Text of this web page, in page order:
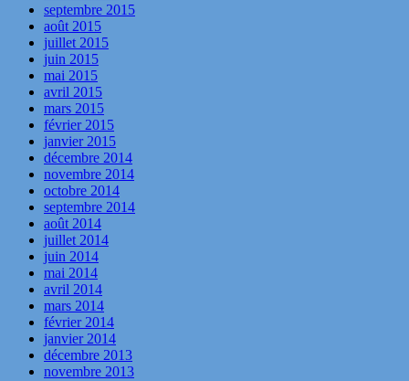
septembre 2015
août 2015
juillet 2015
juin 2015
mai 2015
avril 2015
mars 2015
février 2015
janvier 2015
décembre 2014
novembre 2014
octobre 2014
septembre 2014
août 2014
juillet 2014
juin 2014
mai 2014
avril 2014
mars 2014
février 2014
janvier 2014
décembre 2013
novembre 2013